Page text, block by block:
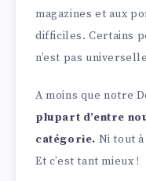
magazines et aux
difficiles. Certains
n’est pas
A moins que notre
plupart d’entre
catégorie. Ni tout
Et c’est tant mieux !